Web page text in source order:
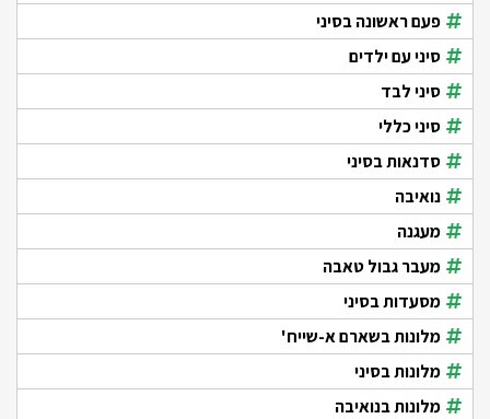
פעם ראשונה בסיני
סיני עם ילדים
סיני לבד
סיני כללי
סדנאות בסיני
נואיבה
מעגנה
מעבר גבול טאבה
מסעדות בסיני
מלונות בשארם א-שייח'
מלונות בסיני
מלונות בנואיבה